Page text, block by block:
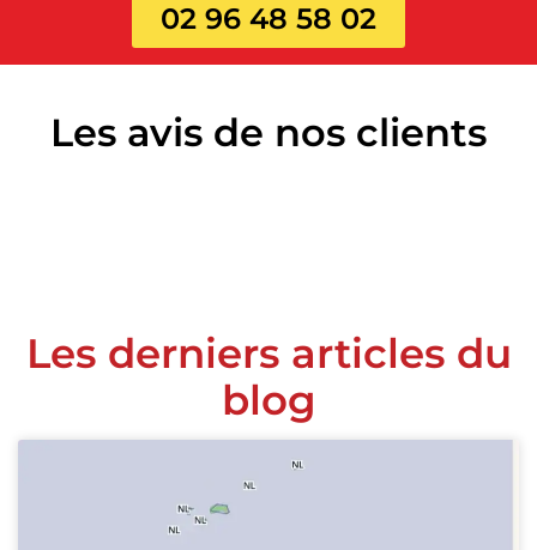
02 96 48 58 02
Les avis de nos clients
Les derniers articles du
blog